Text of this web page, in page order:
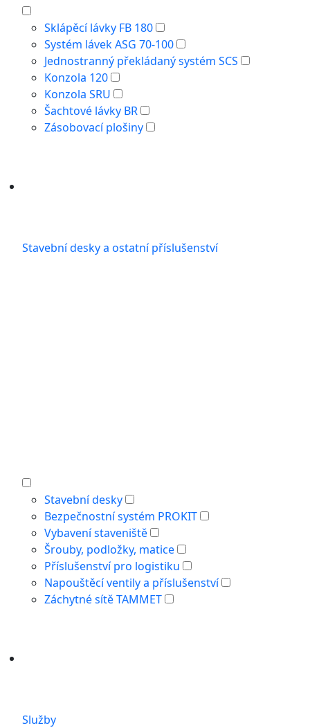
Sklápěcí lávky FB 180
Systém lávek ASG 70-100
Jednostranný překládaný systém SCS
Konzola 120
Konzola SRU
Šachtové lávky BR
Zásobovací plošiny
Stavební desky a ostatní příslušenství
Stavební desky
Bezpečnostní systém PROKIT
Vybavení staveniště
Šrouby, podložky, matice
Příslušenství pro logistiku
Napouštěcí ventily a příslušenství
Záchytné sítě TAMMET
Služby